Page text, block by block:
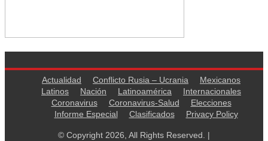
Actualidad Conflicto Rusia – Ucrania
Mexicanos
Latinos
Nación Latinoamérica
Internacionales
Coronavirus
Coronavirus-Salud
Elecciones
Informe Especial
Clasificados Privacy Policy
© Copyright 2026, All Rights Reserved. |